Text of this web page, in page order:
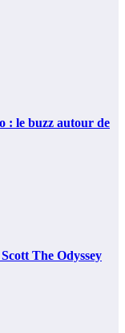
: le buzz autour de
The Odyssey